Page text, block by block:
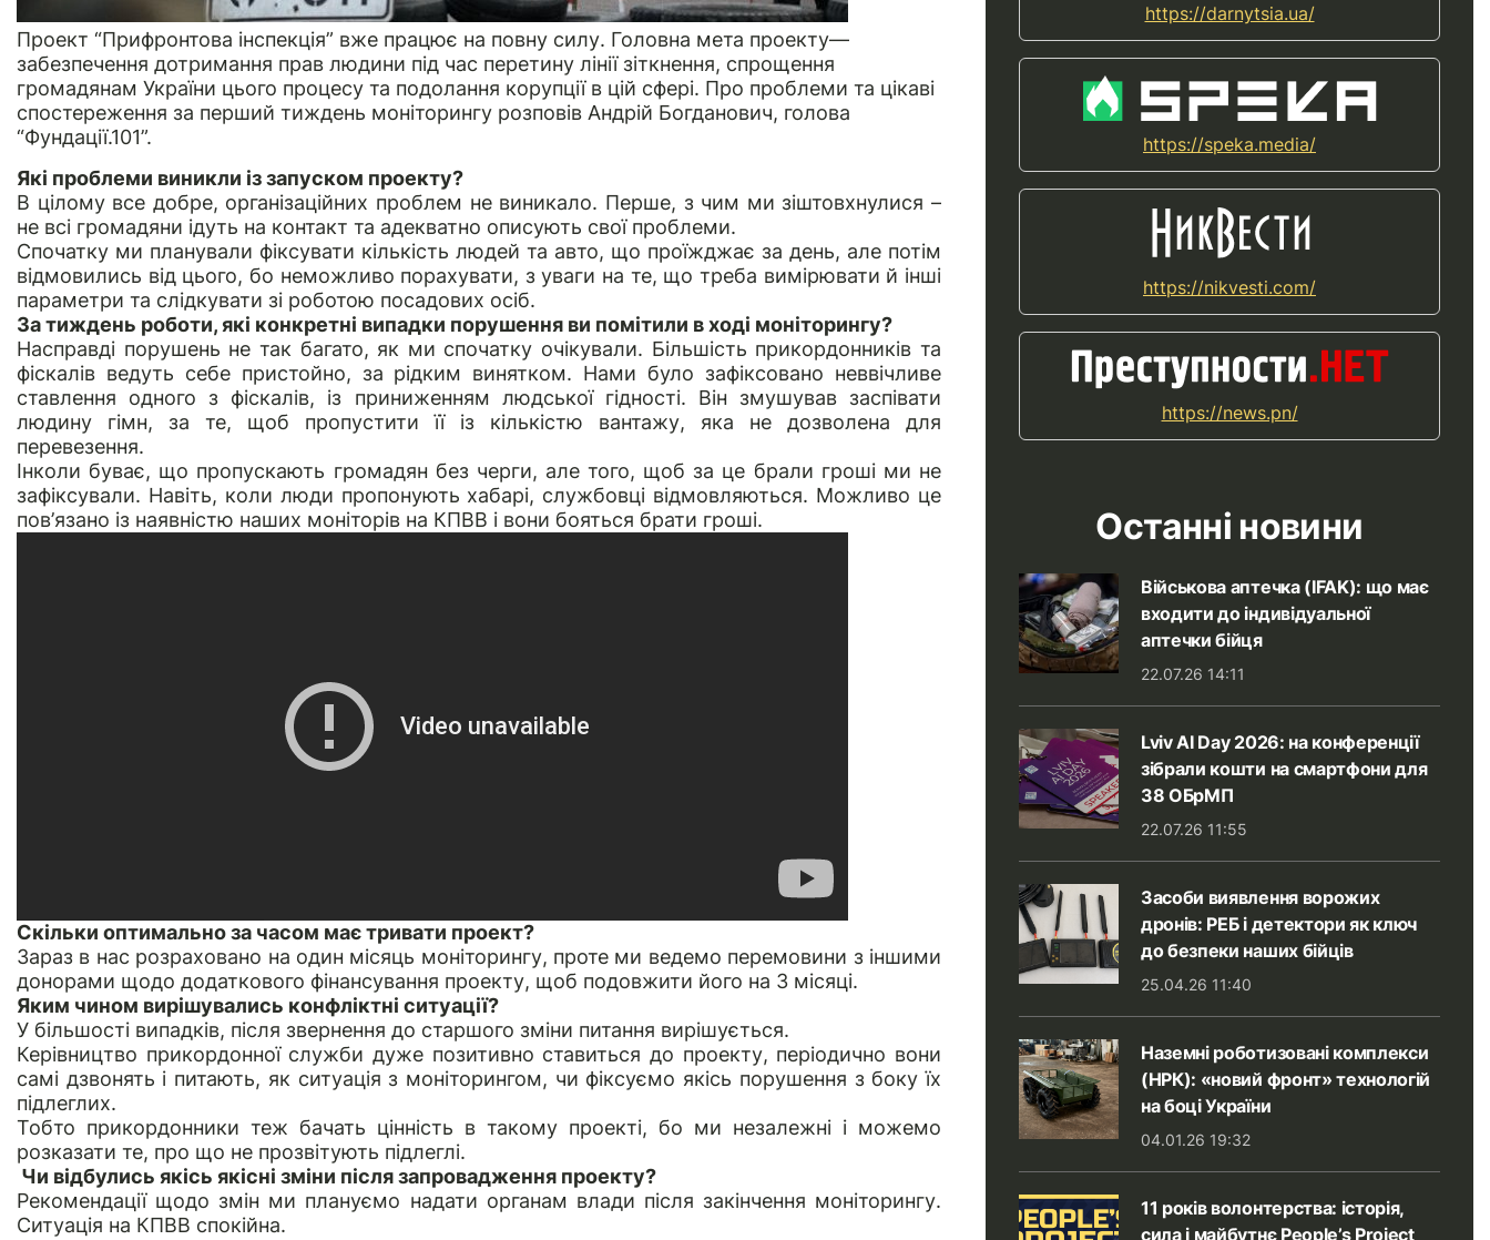
Проект “Прифронтова інспекція” вже працює на повну силу. Головна мета проекту—
забезпечення дотримання прав людини під час перетину лінії зіткнення, спрощення
громадянам України цього процесу та подолання корупції в цій сфері. Про проблеми та цікаві
спостереження за перший тиждень моніторингу розповів Андрій Богданович, голова
“Фундації.101”.
Які проблеми виникли із запуском проекту?
В цілому все добре, організаційних проблем не виникало. Перше, з чим ми зіштовхнулися –
не всі громадяни ідуть на контакт та адекватно описують свої проблеми.
Спочатку ми планували фіксувати кількість людей та авто, що проїжджає за день, але потім
відмовились від цього, бо неможливо порахувати, з уваги на те, що треба вимірювати й інші
параметри та слідкувати зі роботою посадових осіб.
За тиждень роботи, які конкретні випадки порушення ви помітили в ході моніторингу?
Насправді порушень не так багато, як ми спочатку очікували. Більшість прикордонників та
фіскалів ведуть себе пристойно, за рідким винятком. Нами було зафіксовано неввічливе
ставлення одного з фіскалів, із приниженням людської гідності. Він змушував заспівати
людину гімн, за те, щоб пропустити її із кількістю вантажу, яка не дозволена для
перевезення.
Інколи буває, що пропускають громадян без черги, але того, щоб за це брали гроші ми не
зафіксували. Навіть, коли люди пропонують хабарі, службовці відмовляються. Можливо це
пов’язано із наявністю наших моніторів на КПВВ і вони бояться брати гроші.
Скільки оптимально за часом має тривати проект?
Зараз в нас розраховано на один місяць моніторингу, проте ми ведемо перемовини з іншими
донорами щодо додаткового фінансування проекту, щоб подовжити його на 3 місяці.
Яким чином вирішувались конфліктні ситуації?
У більшості випадків, після звернення до старшого зміни питання вирішується.
Керівництво прикордонної служби дуже позитивно ставиться до проекту, періодично вони
самі дзвонять і питають, як ситуація з моніторингом, чи фіксуємо якісь порушення з боку їх
підлеглих.
Тобто прикордонники теж бачать цінність в такому проекті, бо ми незалежні і можемо
розказати те, про що не прозвітують підлеглі.
Чи відбулись якісь якісні зміни після запровадження проекту?
Рекомендації щодо змін ми плануємо надати органам влади після закінчення моніторингу.
Ситуація на КПВВ спокійна.
https://darnytsia.ua/
https://speka.media/
https://nikvesti.com/
https://news.pn/
Останні новини
Військова аптечка (IFAK): що має
входити до індивідуальної
аптечки бійця
22.07.26 14:11
Lviv AI Day 2026: на конференції
зібрали кошти на смартфони для
38 ОБрМП
22.07.26 11:55
Засоби виявлення ворожих
дронів: РЕБ і детектори як ключ
до безпеки наших бійців
25.04.26 11:40
Наземні роботизовані комплекси
(НРК): «новий фронт» технологій
на боці України
04.01.26 19:32
11 років волонтерства: історія,
сила і майбутнє People’s Project